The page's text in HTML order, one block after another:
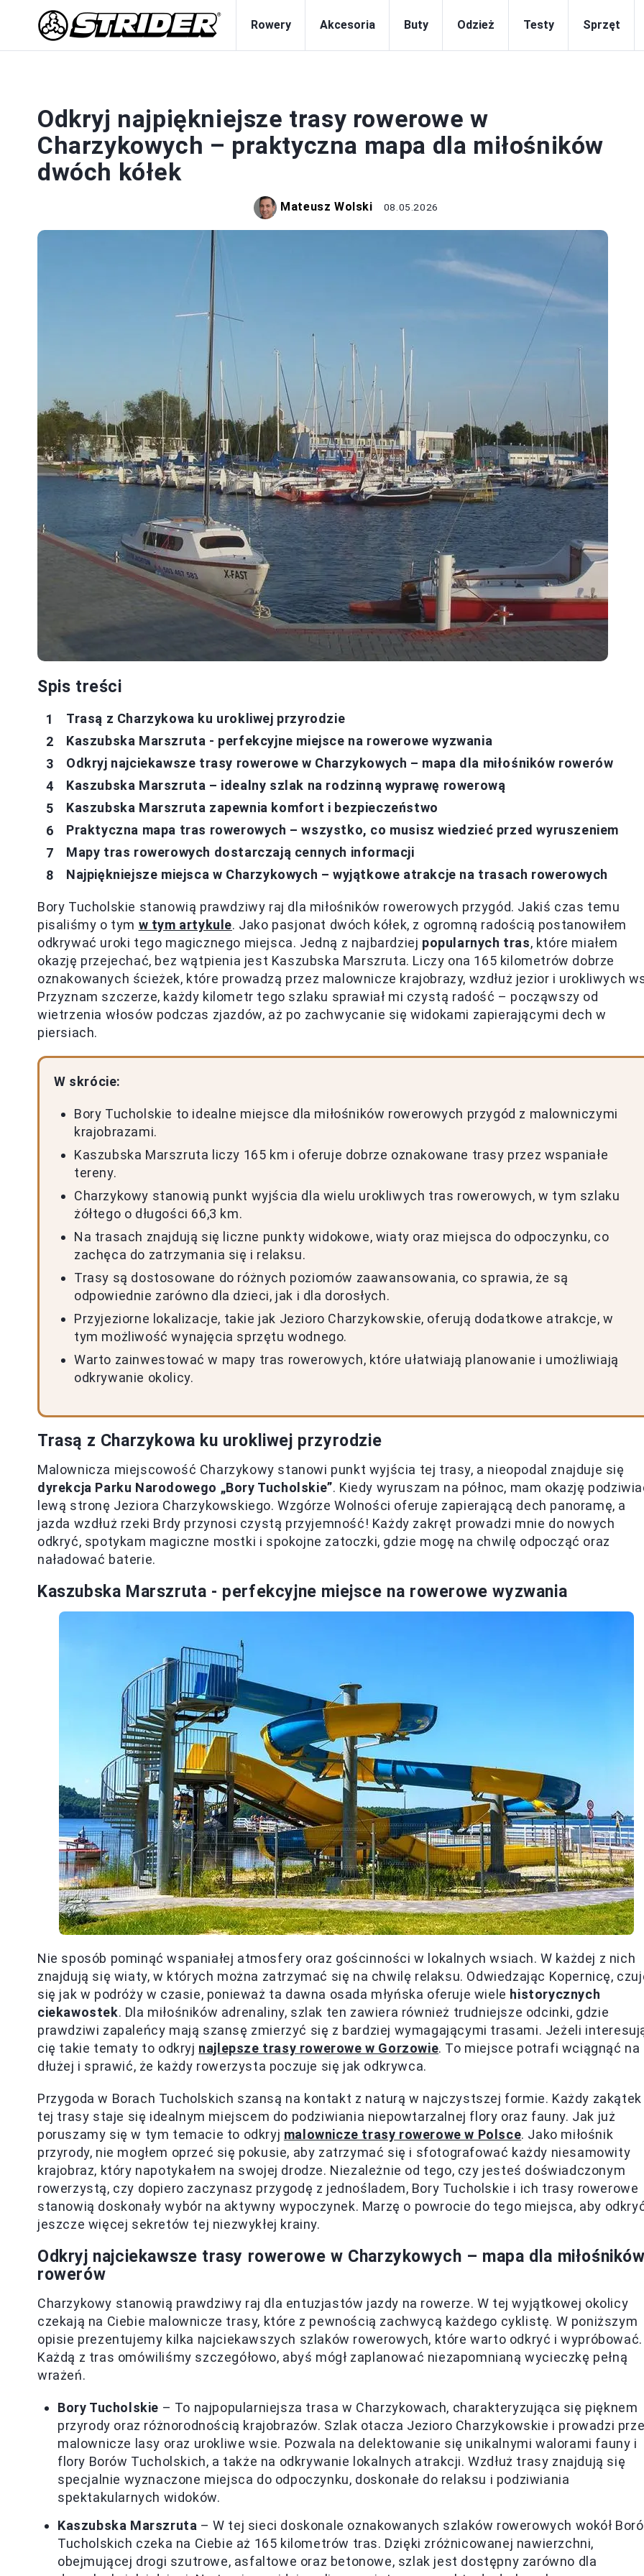
Rowery Akcesoria Buty Odzież Testy Sprzęt
Odkryj najpiękniejsze trasy rowerowe w
Charzykowych – praktyczna mapa dla miłośników
dwóch kółek
Mateusz Wolski 08.05.2026
Spis treści
Trasą z Charzykowa ku urokliwej przyrodzie
Kaszubska Marszruta - perfekcyjne miejsce na rowerowe wyzwania
Odkryj najciekawsze trasy rowerowe w Charzykowych – mapa dla miłośników rowerów
Kaszubska Marszruta – idealny szlak na rodzinną wyprawę rowerową
Kaszubska Marszruta zapewnia komfort i bezpieczeństwo
Praktyczna mapa tras rowerowych – wszystko, co musisz wiedzieć przed wyruszeniem
Mapy tras rowerowych dostarczają cennych informacji
Najpiękniejsze miejsca w Charzykowych – wyjątkowe atrakcje na trasach rowerowych
Bory Tucholskie stanowią prawdziwy raj dla miłośników rowerowych przygód. Jakiś czas temu
pisaliśmy o tym w tym artykule. Jako pasjonat dwóch kółek, z ogromną radością postanowiłem
odkrywać uroki tego magicznego miejsca. Jedną z najbardziej popularnych tras, które miałem
okazję przejechać, bez wątpienia jest Kaszubska Marszruta. Liczy ona 165 kilometrów dobrze
oznakowanych ścieżek, które prowadzą przez malownicze krajobrazy, wzdłuż jezior i urokliwych
Przyznam szczerze, każdy kilometr tego szlaku sprawiał mi czystą radość – począwszy od
wietrzenia włosów podczas zjazdów, aż po zachwycanie się widokami zapierającymi dech w
piersiach.
W skrócie:
Bory Tucholskie to idealne miejsce dla miłośników rowerowych przygód z malowniczymi
krajobrazami.
Kaszubska Marszruta liczy 165 km i oferuje dobrze oznakowane trasy przez wspaniałe
tereny.
Charzykowy stanowią punkt wyjścia dla wielu urokliwych tras rowerowych, w tym szlaku
żółtego o długości 66,3 km.
Na trasach znajdują się liczne punkty widokowe, wiaty oraz miejsca do odpoczynku, co
zachęca do zatrzymania się i relaksu.
Trasy są dostosowane do różnych poziomów zaawansowania, co sprawia, że są
odpowiednie zarówno dla dzieci, jak i dla dorosłych.
Przyjeziorne lokalizacje, takie jak Jezioro Charzykowskie, oferują dodatkowe atrakcje, w
tym możliwość wynajęcia sprzętu wodnego.
Warto zainwestować w mapy tras rowerowych, które ułatwiają planowanie i umożliwiają
odkrywanie okolicy.
Trasą z Charzykowa ku urokliwej przyrodzie
Malownicza miejscowość Charzykowy stanowi punkt wyjścia tej trasy, a nieopodal znajduje się
dyrekcja Parku Narodowego „Bory Tucholskie”. Kiedy wyruszam na północ, mam okazję
lewą stronę Jeziora Charzykowskiego. Wzgórze Wolności oferuje zapierającą dech panoramę, a
jazda wzdłuż rzeki Brdy przynosi czystą przyjemność! Każdy zakręt prowadzi mnie do nowych
odkryć, spotykam magiczne mostki i spokojne zatoczki, gdzie mogę na chwilę odpocząć oraz
naładować baterie.
Kaszubska Marszruta - perfekcyjne miejsce na rowerowe wyzwania
Nie sposób pominąć wspaniałej atmosfery oraz gościnności w lokalnych wsiach. W każdej z nich
znajdują się wiaty, w których można zatrzymać się na chwilę relaksu. Odwiedzając Kopernicę,
się jak w podróży w czasie, ponieważ ta dawna osada młyńska oferuje wiele historycznych
ciekawostek. Dla miłośników adrenaliny, szlak ten zawiera również trudniejsze odcinki, gdzie
prawdziwi zapaleńcy mają szansę zmierzyć się z bardziej wymagającymi trasami. Jeżeli
cię takie tematy to odkryj najlepsze trasy rowerowe w Gorzowie. To miejsce potrafi wciągnąć na
dłużej i sprawić, że każdy rowerzysta poczuje się jak odkrywca.
Przygoda w Borach Tucholskich szansą na kontakt z naturą w najczystszej formie. Każdy zakątek
tej trasy staje się idealnym miejscem do podziwiania niepowtarzalnej flory oraz fauny. Jak już
poruszamy się w tym temacie to odkryj malownicze trasy rowerowe w Polsce. Jako miłośnik
przyrody, nie mogłem oprzeć się pokusie, aby zatrzymać się i sfotografować każdy niesamowity
krajobraz, który napotykałem na swojej drodze. Niezależnie od tego, czy jesteś doświadczonym
rowerzystą, czy dopiero zaczynasz przygodę z jednośladem, Bory Tucholskie i ich trasy rowerowe
stanowią doskonały wybór na aktywny wypoczynek. Marzę o powrocie do tego miejsca, aby
jeszcze więcej sekretów tej niezwykłej krainy.
Odkryj najciekawsze trasy rowerowe w Charzykowych – mapa dla
rowerów
Charzykowy stanowią prawdziwy raj dla entuzjastów jazdy na rowerze. W tej wyjątkowej okolicy
czekają na Ciebie malownicze trasy, które z pewnością zachwycą każdego cyklistę. W poniższym
opisie prezentujemy kilka najciekawszych szlaków rowerowych, które warto odkryć i wypróbować.
Każdą z tras omówiliśmy szczegółowo, abyś mógł zaplanować niezapomnianą wycieczkę pełną
wrażeń.
Bory Tucholskie – To najpopularniejsza trasa w Charzykowach, charakteryzująca się pięknem
przyrody oraz różnorodnością krajobrazów. Szlak otacza Jezioro Charzykowskie i prowadzi
malownicze lasy oraz urokliwe wsie. Pozwala na delektowanie się unikalnymi walorami fauny i
flory Borów Tucholskich, a także na odkrywanie lokalnych atrakcji. Wzdłuż trasy znajdują się
specjalnie wyznaczone miejsca do odpoczynku, doskonałe do relaksu i podziwiania
spektakularnych widoków.
Kaszubska Marszruta – W tej sieci doskonale oznakowanych szlaków rowerowych wokół
Tucholskich czeka na Ciebie aż 165 kilometrów tras. Dzięki zróżnicowanej nawierzchni,
obejmującej drogi szutrowe, asfaltowe oraz betonowe, szlak jest dostępny zarówno dla